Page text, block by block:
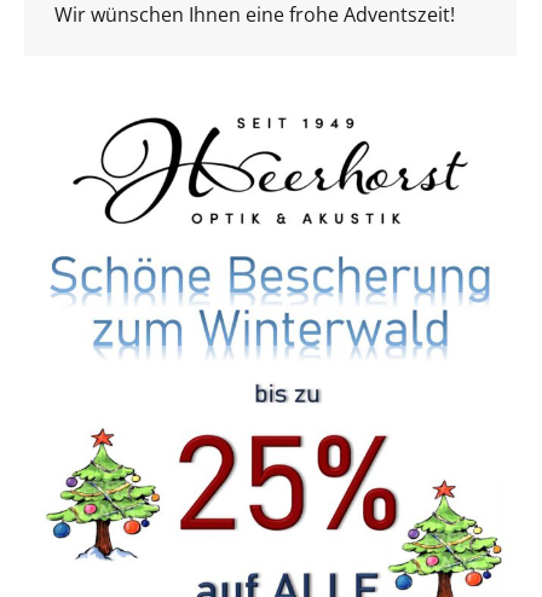
Wir wünschen Ihnen eine frohe Adventszeit!